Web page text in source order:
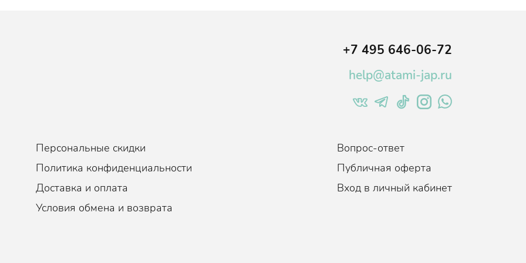
продлевая таким образом жизнь клетки. Способствует заживлению
из-за чего является частым ингредиентом косметики для людей,
в деликатных продуктах для чувствительной и реактивной
+7 495 646-06-72
help@atami-jap.ru
Персональные скидки
Политика конфиденциальности
Доставка и оплата
Условия обмена и возврата
Вопрос-ответ
Публичная оферта
Вход в личный кабинет